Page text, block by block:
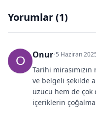
Yorumlar (1)
O Onur•5 Haziran
Tarihi mirasımızın
ve belgeli şekilde
üzücü hem de çok
içeriklerin